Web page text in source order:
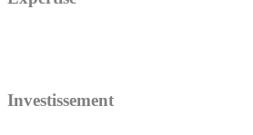
Investissement